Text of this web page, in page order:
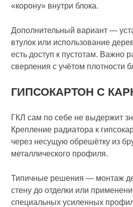
«корону» внутри блока.
Дополнительный вариант —
втулок или использование
есть доступ к пустотам. Важно
сверления с учётом плотности
ГИПСОКАРТОН С
ГКЛ сам по себе не выдержит
Крепление радиатора к
через несущую обрешётку из
металлического профиля.
Типичные решения — монтаж
стену до отделки или
специальных усиленных